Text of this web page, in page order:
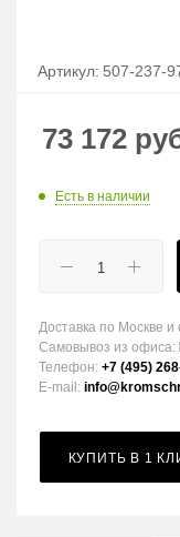
Артикул: 507-237-
73 172
Есть в наличии
Доставка по Москве
Самовывоз из офиса:
Телефон: +7 (495)
E-mail:
КУПИТЬ В 1